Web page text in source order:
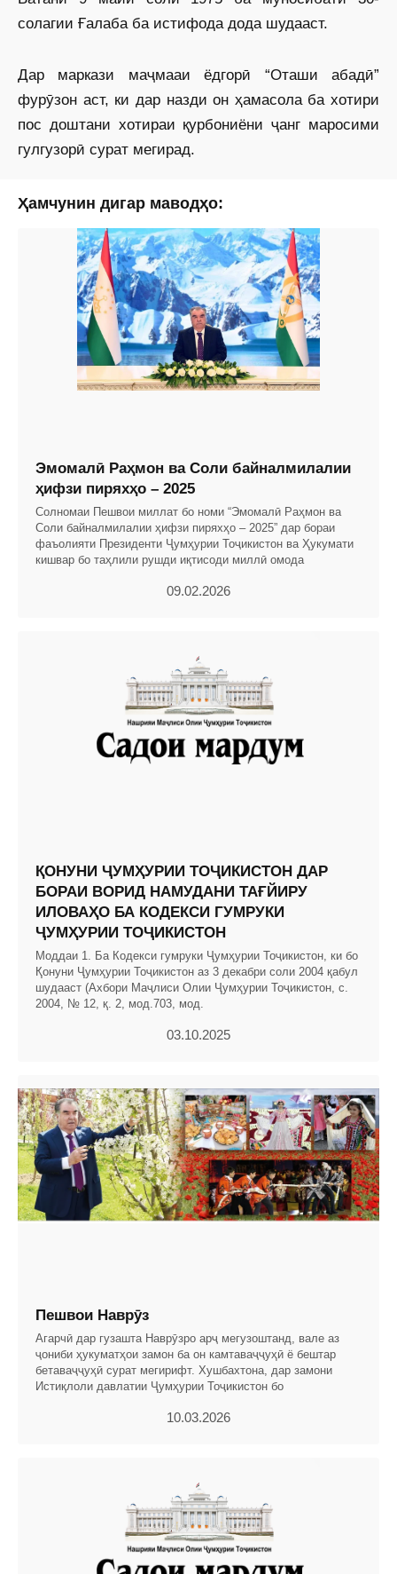
солагии Ғалаба ба истифода дода шудааст.
Дар маркази маҷмааи ёдгорӣ “Оташи абадӣ”
фурӯзон аст, ки дар назди он ҳамасола ба хотири
пос доштани хотираи қурбониёни ҷанг маросими
гулгузорӣ сурат мегирад.
Ҳамчунин дигар маводҳо:
Эмомалӣ Раҳмон ва Соли байналмилалии
ҳифзи пиряхҳо – 2025
Солномаи Пешвои миллат бо номи “Эмомалӣ Раҳмон ва
Соли байналмилалии ҳифзи пиряхҳо – 2025” дар бораи
фаъолияти Президенти Ҷумҳурии Тоҷикистон ва Ҳукумати
кишвар бо таҳлили рушди иқтисоди миллӣ омода
09.02.2026
ҚОНУНИ ҶУМҲУРИИ ТОҶИКИСТОН ДАР
БОРАИ ВОРИД НАМУДАНИ ТАҒЙИРУ
ИЛОВАҲО БА КОДЕКСИ ГУМРУКИ
ҶУМҲУРИИ ТОҶИКИСТОН
Моддаи 1. Ба Кодекси гумруки Ҷумҳурии Тоҷикистон, ки бо
Қонуни Ҷумҳурии Тоҷикистон аз 3 декабри соли 2004 қабул
шудааст (Ахбори Маҷлиси Олии Ҷумҳурии Тоҷикистон, с.
2004, № 12, қ. 2, мод.703, мод.
03.10.2025
Пешвои Наврӯз
Агарчӣ дар гузашта Наврӯзро арҷ мегузоштанд, вале аз
ҷониби ҳукуматҳои замон ба он камтаваҷҷуҳӣ ё бештар
бетаваҷҷуҳӣ сурат мегирифт. Хушбахтона, дар замони
Истиқлоли давлатии Ҷумҳурии Тоҷикистон бо
10.03.2026